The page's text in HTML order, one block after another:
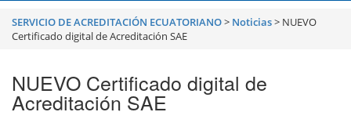
SERVICIO DE ACREDITACIÓN ECUATORIANO> Noticias> NUEVO
Certificado digital de Acreditación SAE
NUEVO Certificado digital de
Acreditación SAE